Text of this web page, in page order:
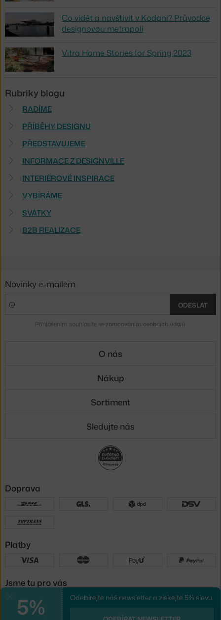
Co vidět a navštívit v Kodani? Průvodce
designovou metropolí
Vitra Home Stories for Spring 2023
Rubriky blogu
RADÍME
PŘÍBĚHY DESIGNU
PŘEDSTAVUJEME
INFORMACE Z DESIGNVILLE
INTERIÉROVÉ INSPIRACE
VYBÍRÁME
SVÁTKY
B2B REALIZACE
5% Odebírejte náš newsletter a získejte 5% slevu.
Novinky e-mailem
ODESLAT
Přihlášením souhlasíte se zpracováním osobních údajů
O nás
Nákup
Sortiment
Sledujte nás
Doprava
Platby
Jsme tu pro vás
e-shop na míruod